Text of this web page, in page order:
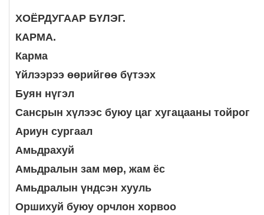
ХОЁРДУГААР БҮЛЭГ.
КАРМА.
Карма
Үйлээрээ өөрийгөө бүтээх
Буян нүгэл
Сансрын хүлээс буюу цаг хугацааны тойрог
Ариун сургаал
Амьдрахуй
Амьдралын зам мөр, жам ёс
Амьдралын үндсэн хууль
Оршихуй буюу орчлон хорвоо